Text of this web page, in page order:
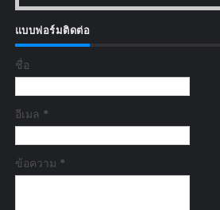
แบบฟอร์มติดต่อ
ชื่อ
อีเมล *
ข้อความ *